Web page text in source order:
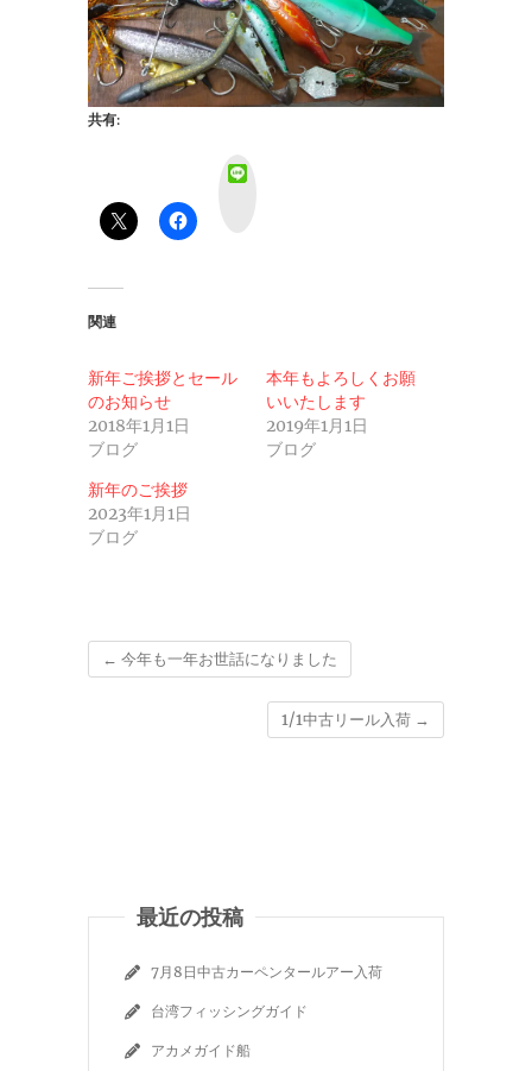
共有:
関連
新年ご挨拶とセール
のお知らせ
2018年1月1日
ブログ
本年もよろしくお願
いいたします
2019年1月1日
ブログ
新年のご挨拶
2023年1月1日
ブログ
← 今年も一年お世話になりました
1/1中古リール入荷 →
最近の投稿
7月8日中古カーペンタールアー入荷
台湾フィッシングガイド
アカメガイド船